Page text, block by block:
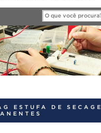
Legislação
Canais
ESTUFA DE